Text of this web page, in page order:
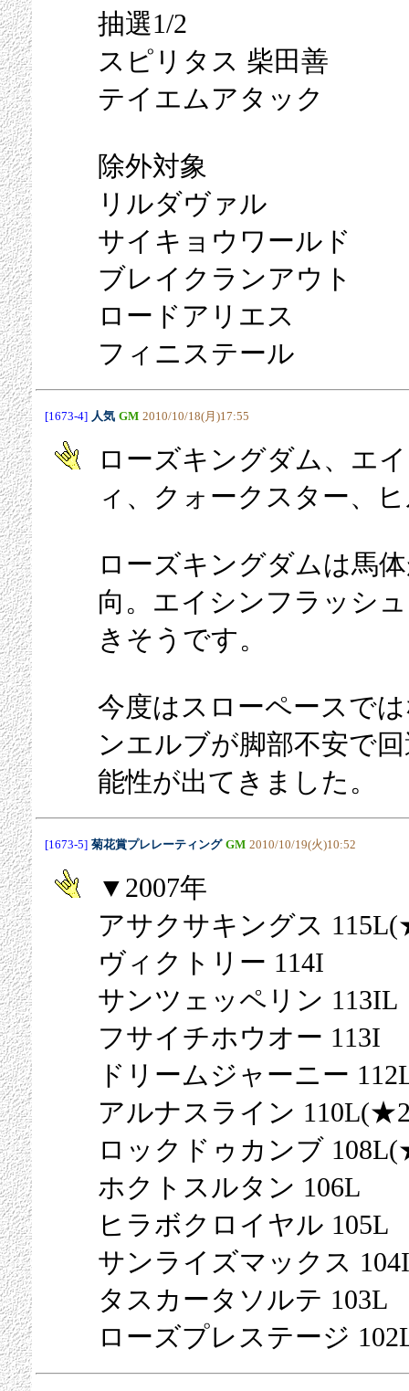
抽選1/2
スピリタス 柴田善
テイエムアタック
除外対象
リルダヴァル
サイキョウワールド
ブレイクランアウト
ロードアリエス
フィニステール
[1673-4] 人気 GM 2010/10/18(月)17:55
ローズキングダム、エ
ィ、クォークスター、
ローズキングダムは馬
向。エイシンフラッシ
きそうです。
今度はスローペースで
ンエルブが脚部不安で
能性が出てきました。
[1673-5] 菊花賞プレレーティング GM 2010/10/19(火)10:52
▼2007年
アサクサキングス
ヴィクトリー 114I
サンツェッペリン 113IL
フサイチホウオー 113I
ドリームジャーニー
アルナスライン
ロックドゥカンブ
ホクトスルタン 106L
ヒラボクロイヤル 105L
サンライズマックス 104I
タスカータソルテ 103L
ローズプレステージ